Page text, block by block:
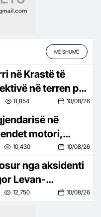
MË SHUMË
në Krastë të
në terren për
8,854 10/08/26
në
motori,
përdor nga
10,430 10/08/26
nga aksidenti
Levan-
12,750 10/08/26